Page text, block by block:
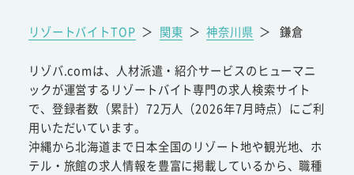
リゾートバイトTOP ＞ 関東 ＞ 神奈川県 ＞ 鎌倉
リゾバ.comは、人材派遣・紹介サービスのヒューマニ
ックが運営するリゾートバイト専門の求人検索サイト
で、登録者数（累計）72万人（2026年7月時点）にご利
用いただいています。
沖縄から北海道まで日本全国のリゾート地や観光地、ホ
テル・旅館の求人情報を豊富に掲載しているから、職種